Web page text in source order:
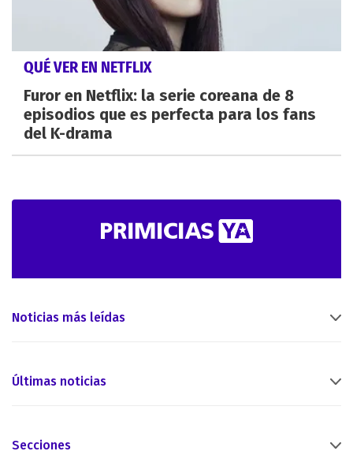
QUÉ VER EN NETFLIX
Furor en Netflix: la serie coreana de 8
episodios que es perfecta para los fans
del K-drama
Noticias más leídas
Últimas noticias
Secciones